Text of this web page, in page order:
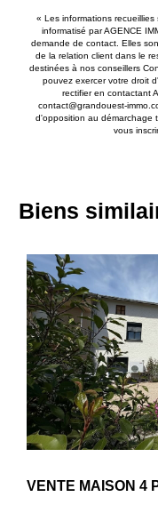
« Les informations
informatisé par AGENCE
demande de contact. Elles
de la relation client dans le
destinées à nos conseillers
pouvez exercer votre droit
rectifier en contactant
contact@grandouest-
d'opposition au démarchage
vous
Biens
VENTE MAISON 4